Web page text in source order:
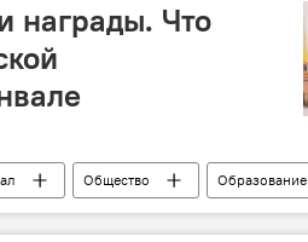
награды. Что
Общество Образование